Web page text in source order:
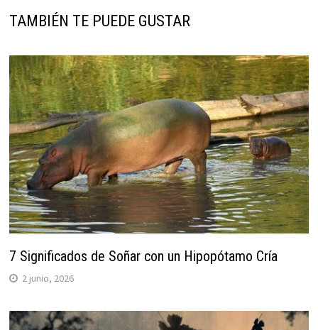
TAMBIÉN TE PUEDE GUSTAR
7 Significados de Soñar con un Hipopótamo Cría
2 junio, 2026